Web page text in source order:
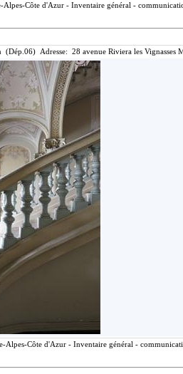
Alpes-Côte d'Azur - Inventaire général -
(Dép.06) Adresse: 28 avenue Riviera les
Alpes-Côte d'Azur - Inventaire général -